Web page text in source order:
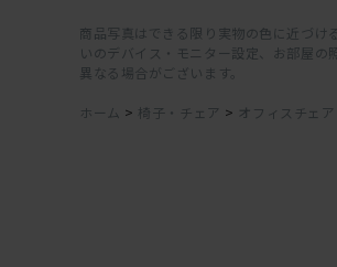
商品写真はできる限り実物の色に近づけ
いのデバイス・モニター設定、お部屋の
異なる場合がございます。
ホーム > 椅子・チェア > オフィスチェ